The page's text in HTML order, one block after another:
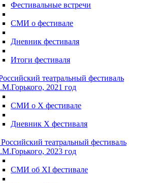
Фестивальные встречи
СМИ о фестивале
Дневник фестиваля
Итоги фестиваля
театральный фестиваль
2021 год
СМИ о X фестивале
Дневник X фестиваля
театральный фестиваль
2023 год
СМИ об XI фестивале